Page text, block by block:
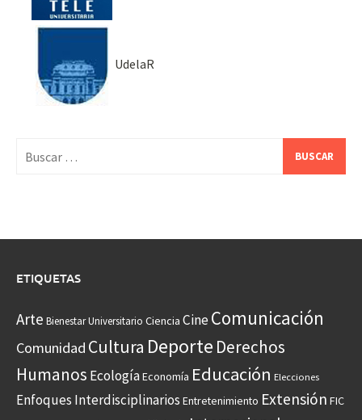
UdelaR
ETIQUETAS
Arte Bienestar Universitario Ciencia CineComunicación
Comunidad Cultura Deporte Derechos
Humanos EcologíaEconomía Educación Elecciones
Enfoques Interdisciplinarios Entretenimiento Extensión FIC